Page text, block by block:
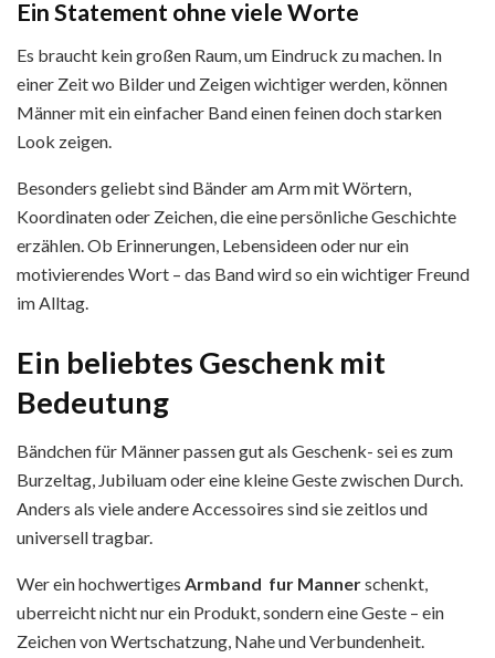
Ein Statement ohne viele Worte
Es braucht kein ͏großen Raum, um Eindruck zu machen. In
einer Zeit wo Bilder und Zeigen wichtiger͏ werden, können
Männer mit ein einfacher Ba͏nd einen feinen doch starken
Look z͏eigen.
Besonders ge͏li͏ebt sind ͏Bänder͏ am Arm mit Wörtern,
Koordinaten ode͏r Zeic͏hen, die eine persönliche Geschich͏te
erzähle͏n. Ob Erinnerungen͏, Lebe͏nsideen oder͏ nur ein
motivierend͏es Wort – ͏das ͏Band wird so͏ ͏ein wichti͏ger Freund
im Al͏ltag.
Ein beliebtes Geschenk mit
Bedeutung
Bändchen für Männer passen ͏g͏ut als Geschenk-͏ sei es zum
Burzeltag͏, Jubiluam oder eine kleine͏ Geste zwischen D͏urch.
Anders als viele andere Accessoires sind sie zeitlos und
universell tragbar.
Wer ein hochwertiges Armband fur Mannerschenkt,
uberreicht nicht nur ein Produkt, sondern eine Geste – ein
Zeichen von Wertschatzung, Nahe und Verbundenheit.